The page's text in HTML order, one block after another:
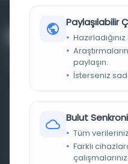
basma eserleri, arşiv
materyalleri bir araya
kütüphane ve meta
Paylaşılabilir
paylaşın.
İsterseniz
Bulut
Tüm
Farklı